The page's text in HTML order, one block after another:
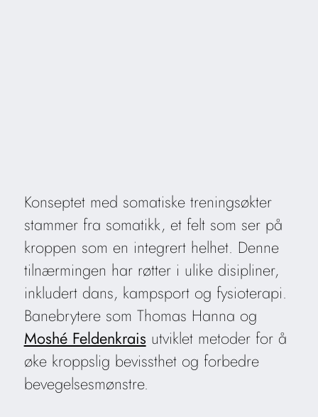
Konseptet med somatiske treningsøkter
stammer fra somatikk, et felt som ser på
kroppen som en integrert helhet. Denne
tilnærmingen har røtter i ulike disipliner,
inkludert dans, kampsport og fysioterapi.
Banebrytere som Thomas Hanna og
Moshé Feldenkrais utviklet metoder for å
øke kroppslig bevissthet og forbedre
bevegelsesmønstre.